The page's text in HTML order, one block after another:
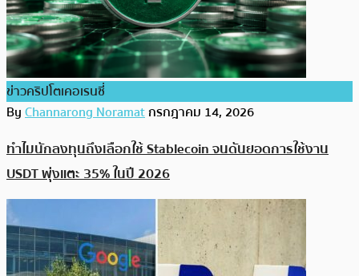
ข่าวคริปโตเคอเรนซี่
ByChannarong Noramatกรกฎาคม 14, 2026
ทำไมนักลงทุนถึงเลือกใช้ Stablecoin จนดันยอดการใช้งาน
USDT พุ่งแตะ 35% ในปี 2026